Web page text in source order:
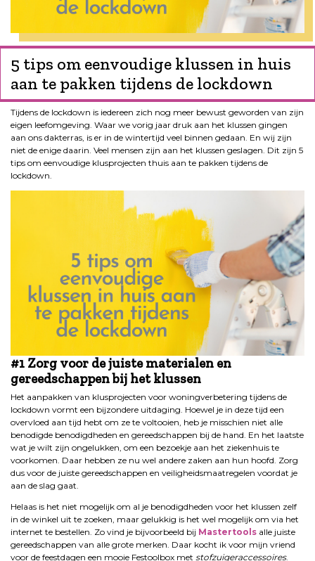
5 tips om eenvoudige klussen in huis
aan te pakken tijdens de lockdown
Tijdens de lockdown is iedereen zich nog meer bewust geworden van zijn
eigen leefomgeving. Waar we vorig jaar druk aan het klussen gingen
aan ons dakterras, is er in de wintertijd veel binnen gedaan. En wij zijn
niet de enige daarin. Veel mensen zijn aan het klussen geslagen. Dit zijn 5
tips om eenvoudige klusprojecten thuis aan te pakken tijdens de
lockdown.
#1 Zorg voor de juiste materialen en
gereedschappen bij het klussen
Het aanpakken van klusprojecten voor woningverbetering tijdens de
lockdown vormt een bijzondere uitdaging. Hoewel je in deze tijd een
overvloed aan tijd hebt om ze te voltooien, heb je misschien niet alle
benodigde benodigdheden en gereedschappen bij de hand. En het laatste
wat je wilt zijn ongelukken, om een bezoekje aan het ziekenhuis te
voorkomen. Daar hebben ze nu wel andere zaken aan hun hoofd. Zorg
dus voor de juiste gereedschappen en veiligheidsmaatregelen voordat je
aan de slag gaat.
Helaas is het niet mogelijk om al je benodigdheden voor het klussen zelf
in de winkel uit te zoeken, maar gelukkig is het wel mogelijk om via het
internet te bestellen. Zo vind je bijvoorbeeld bij Mastertools alle juiste
gereedschappen van alle grote merken. Daar kocht ik voor mijn vriend
voor de feestdagen een mooie Festoolbox met stofzuigeraccessoires.